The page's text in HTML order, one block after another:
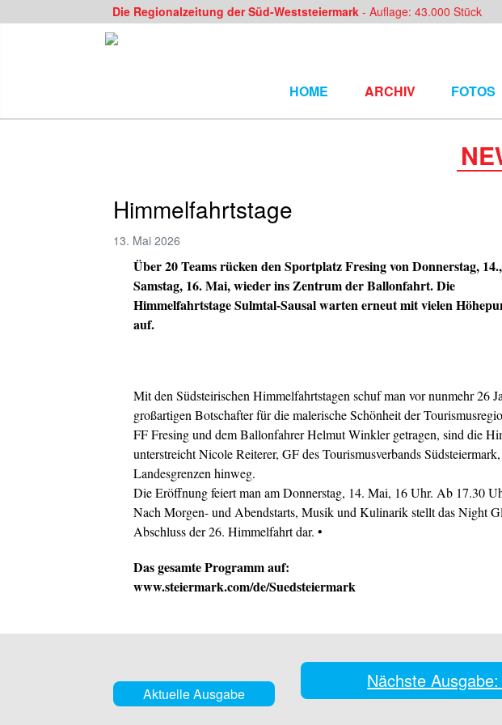
Die Regionalzeitung der Süd-Weststeiermark - Auflage: 43.000 Stück
HOME ARCHIV FOTOS
Himmelfahrtstage
13. Mai 2026
Über 20 Teams rücken den Sportplatz Fresing von Donnerstag,
Samstag, 16. Mai, wieder ins Zentrum der Ballonfahrt. Die
Himmelfahrtstage Sulmtal-Sausal warten erneut mit vielen
auf.
Mit den Südsteirischen Himmelfahrtstagen schuf man vor nunmehr 26
großartigen Botschafter für die malerische Schönheit der
FF Fresing und dem Ballonfahrer Helmut Winkler getragen, sind die
unterstreicht Nicole Reiterer, GF des Tourismusverbands
Landesgrenzen hinweg.
Die Eröffnung feiert man am Donnerstag, 14. Mai, 16 Uhr. Ab 17.30
Nach Morgen- und Abendstarts, Musik und Kulinarik stellt das Night
Abschluss der 26. Himmelfahrt dar. •
Das gesamte Programm auf:
www.steiermark.com/de/Suedsteiermark
Aktuelle Ausgabe
Nächste Ausgabe: